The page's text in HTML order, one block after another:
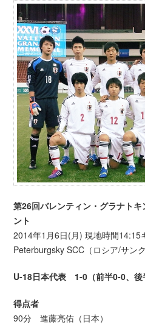
第26回バレンティン・グラナト
ント
2014年1月6日(月) 現地時間
Peterburgsky SCC（ロシア/サン
U-18日本代表 1-0（前半0-0、後
得点者
90分 進藤亮佑（日本）